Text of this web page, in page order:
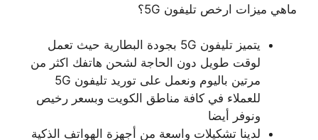
ماهي ميزات ارخص تليفون 5G؟
يتميز تليفون 5G بجودة البطارية حيث تعمل
لوقت طويل دون الحاجة لشحن هاتفك اكثر من
للعملاء في كافة مناطق الكويت وبسعر رخيص
ونوفر أيضا
لدينا تشكيلات واسعة من أجهزة الهواتف الذكية